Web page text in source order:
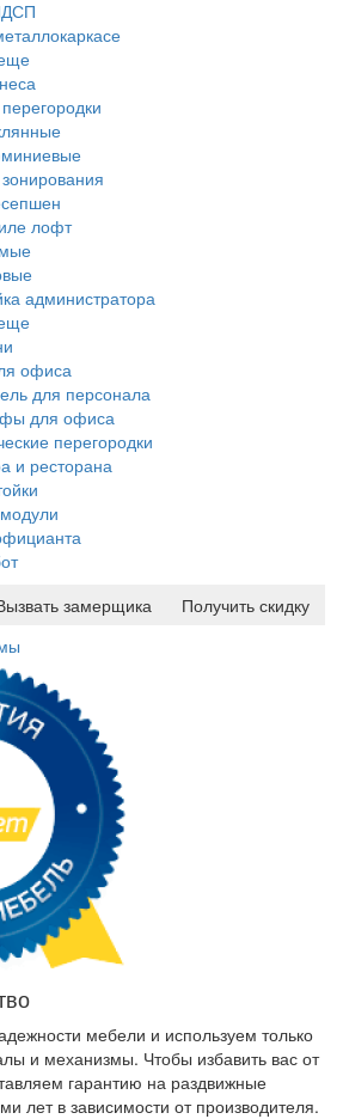
лофт
администратора
офиса
для персонала
для офиса
перегородки
и ресторана
замерщика
Получить скидку
мебели и используем только
и механизмы. Чтобы избавить вас от
гарантию на раздвижные
лет в зависимости от производителя.